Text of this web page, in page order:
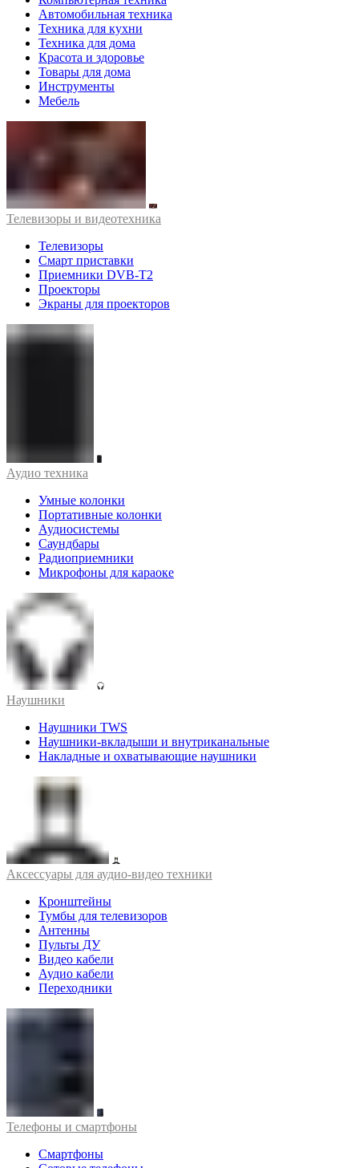
Автомобильная техника
Техника для кухни
Техника для дома
Красота и здоровье
Товары для дома
Инструменты
Мебель
Телевизоры и видеотехника
Телевизоры
Смарт приставки
Приемники DVB-T2
Проекторы
Экраны для проекторов
Аудио техника
Умные колонки
Портативные колонки
Аудиосистемы
Саундбары
Радиоприемники
Микрофоны для караоке
Наушники
Наушники TWS
Наушники-вкладыши и внутриканальные
Накладные и охватывающие наушники
Аксессуары для аудио-видео техники
Кронштейны
Тумбы для телевизоров
Антенны
Пульты ДУ
Видео кабели
Аудио кабели
Переходники
Телефоны и смартфоны
Смартфоны